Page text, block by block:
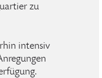
zu
intensiv